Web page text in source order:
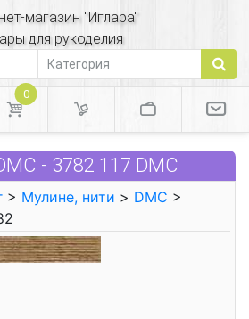
магазин "Иглара"
для рукоделия
0
- 3782 117 DMC
> Мулине, нити > DMC >